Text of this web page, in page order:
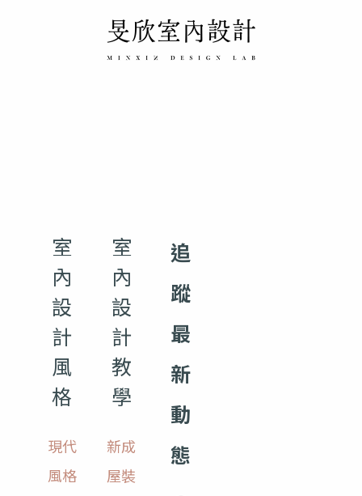
室
內
設
計
風
格
現代
風格
室
內
設
計
教
學
新成
屋裝
追
蹤
最
新
動
態